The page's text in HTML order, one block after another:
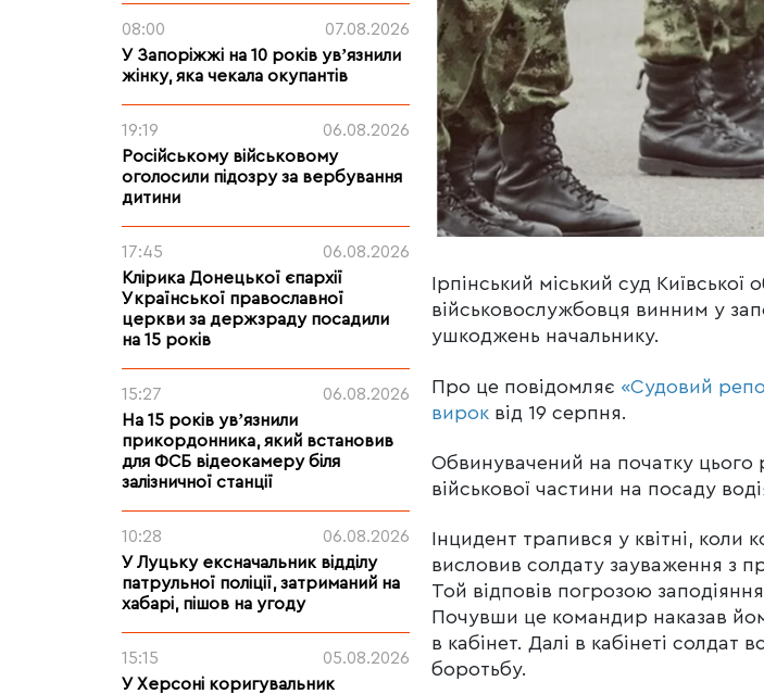
08:00
07.08.2026
У Запоріжжі на 10 років увʼязнили
жінку, яка чекала окупантів
19:19
06.08.2026
Російському військовому
оголосили підозру за вербування
дитини
17:45
06.08.2026
Клірика Донецької єпархії
Української православної
церкви за держзраду посадили
на 15 років
15:27
06.08.2026
На 15 років увʼязнили
прикордонника, який встановив
для ФСБ відеокамеру біля
залізничної станції
10:28
06.08.2026
У Луцьку ексначальник відділу
патрульної поліції, затриманий на
хабарі, пішов на угоду
15:15
05.08.2026
У Херсоні коригувальник
Ірпінський міський суд Київської
військовослужбовця винним у
ушкоджень начальнику.
Про це повідомляє «Судовий
вирок від 19 серпня.
Обвинувачений на початку цього
військової частини на посаду
Інцидент трапився у квітні, коли
висловив солдату зауваження з
Той відповів погрозою
Почувши це командир наказав
в кабінет. Далі в кабінеті солдат
боротьбу.